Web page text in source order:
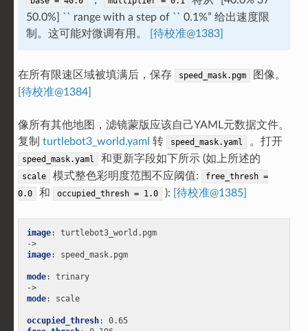
50.0%] `` range with a step of `` 0.1%” 给出速度限
制。这可能对微调有用。
[待校准@1383]
在所有限速区域被填满后，保存 speed_mask.pgm
图像。
[待校准@1384]
像所有其他地图，滤镜蒙版应该自己YAML元数据文件。
复制 turtlebot3_world.yaml 转 speed_mask.yaml 。打开
speed_mask.yaml 和更新字段如下所示 (如上所述的
scale 模式整色彩明度范围不应阈值: free_thresh =
0.0
和 occupied_thresh = 1.0 ): [待校准@1385]
image:
turtlebot3_world.pgm
->
image: speed_mask.pgm
mode:
trinary
->
mode: scale
occupied_thresh:
0.65